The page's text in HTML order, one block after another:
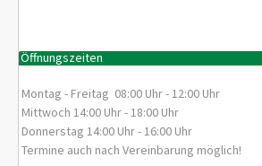
Öffnungszeiten
Montag - Freitag 08:00 Uhr - 12:00 Uhr
Mittwoch 14:00 Uhr - 18:00 Uhr
Donnerstag 14:00 Uhr - 16:00 Uhr
Termine auch nach Vereinbarung möglich!